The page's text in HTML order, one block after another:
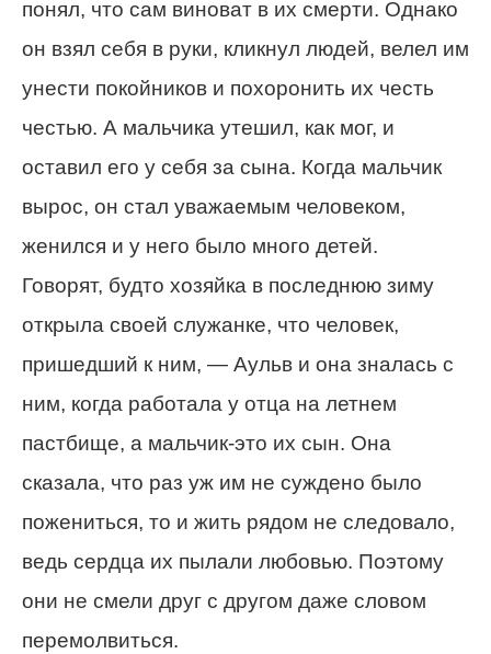
понял, что сам виноват в их смерти. Однако
он взял себя в руки, кликнул людей, велел им
унести покойников и похоронить их честь
честью. А мальчика утешил, как мог, и
оставил его у себя за сына. Когда мальчик
вырос, он стал уважаемым человеком,
женился и у него было много детей.
Говорят, будто хозяйка в последнюю зиму
открыла своей служанке, что человек,
пришедший к ним, — Аульв и она зналась с
ним, когда работала у отца на летнем
пастбище, а мальчик-это их сын. Она
сказала, что раз уж им не суждено было
пожениться, то и жить рядом не следовало,
ведь сердца их пылали любовью. Поэтому
они не смели друг с другом даже словом
перемолвиться.